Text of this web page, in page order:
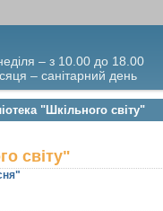
– з 10.00 до 18.00
– санітарний день
"Шкільного світу"
світу"